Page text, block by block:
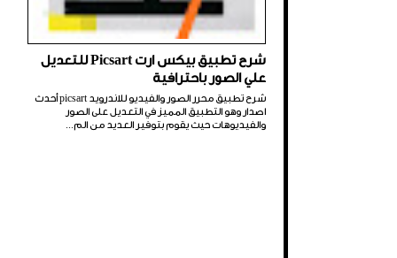
شرح تطبيق بيكس ارت Picsart للتعديل
علي الصور باحترافية
شرح تطبيق محرر الصور والفيديو للاندرويد picsart أحدث
اصدار وهو التطبيق المميز في التعديل على الصور
والفيديوهات حيث يقوم بتوفير العديد من الم...